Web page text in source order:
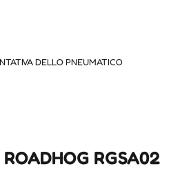
DELLO PNEUMATICO
RGSA02